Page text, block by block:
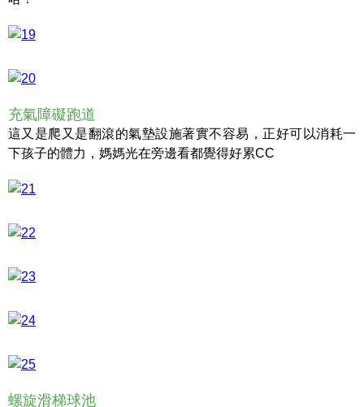
充氣障礙跑道
這又是爬又是翻滾的氣墊設施著實不容易，正好可以消耗一
下孩子的體力，媽媽光在旁邊看都覺得好累CC
螺旋滑梯球池